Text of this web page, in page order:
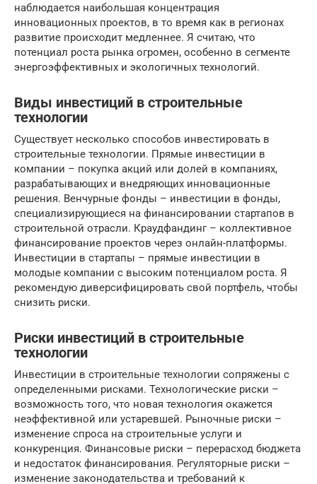
наблюдается наибольшая концентрация
инновационных проектов, в то время как в регионах
развитие происходит медленнее. Я считаю, что
потенциал роста рынка огромен, особенно в сегменте
энергоэффективных и экологичных технологий.
Виды инвестиций в строительные
технологии
Существует несколько способов инвестировать в
строительные технологии. Прямые инвестиции в
компании – покупка акций или долей в компаниях,
разрабатывающих и внедряющих инновационные
решения. Венчурные фонды – инвестиции в фонды,
специализирующиеся на финансировании стартапов в
строительной отрасли. Краудфандинг – коллективное
финансирование проектов через онлайн-платформы.
Инвестиции в стартапы – прямые инвестиции в
молодые компании с высоким потенциалом роста. Я
рекомендую диверсифицировать свой портфель, чтобы
снизить риски.
Риски инвестиций в строительные
технологии
Инвестиции в строительные технологии сопряжены с
определенными рисками. Технологические риски –
возможность того, что новая технология окажется
неэффективной или устаревшей. Рыночные риски –
изменение спроса на строительные услуги и
конкуренция. Финансовые риски – перерасход бюджета
и недостаток финансирования. Регуляторные риски –
изменение законодательства и требований к